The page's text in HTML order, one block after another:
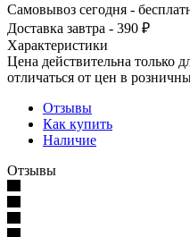
Самовывоз сегодня -
Доставка завтра - 390 ₽
Характеристики
Цена действительна только
отличаться от цен в
Отзывы
Как купить
Наличие
Отзывы